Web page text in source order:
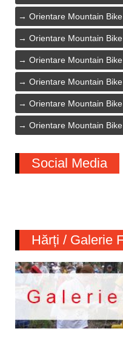
Orientare Mountain
Orientare Mountain
Orientare Mountain
Orientare Mountain
Orientare Mountain
Orientare Mountain
Social Media
Hărți / Galerie